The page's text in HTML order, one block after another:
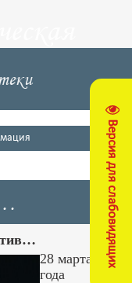
Версия для слабовидящих
28 марта 2019
года